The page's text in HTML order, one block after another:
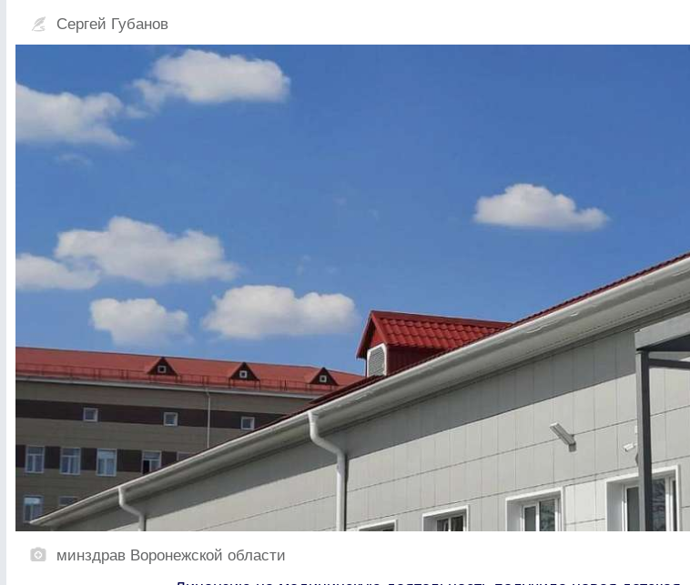
Сергей Губанов
минздрав Воронежской области